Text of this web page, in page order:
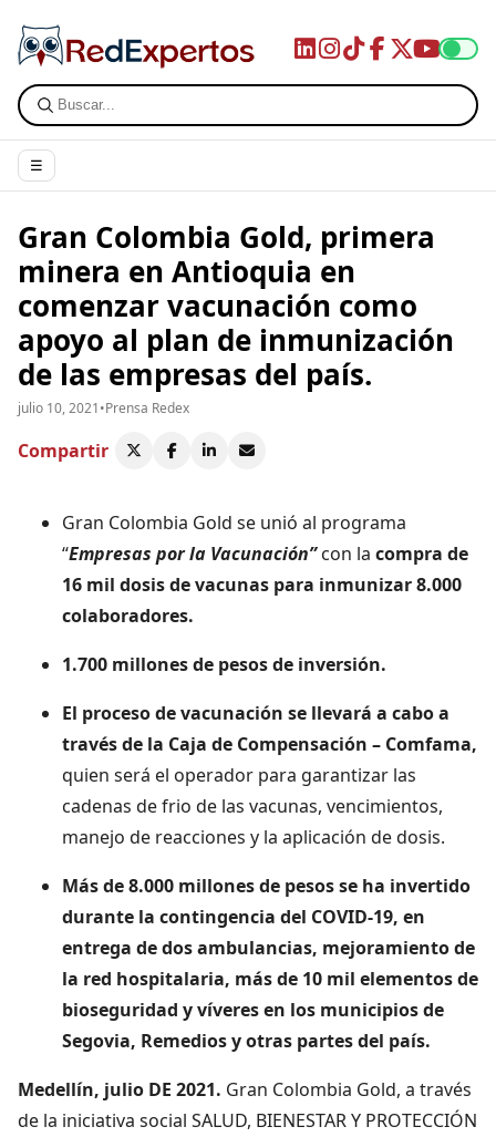
☰
Gran Colombia Gold, primera
minera en Antioquia en
comenzar vacunación como
apoyo al plan de inmunización
de las empresas del país.
julio 10, 2021•Prensa Redex
Compartir
Gran Colombia Gold se unió al programa
“Empresas por la Vacunación”con la compra de
16 mil dosis de vacunas para inmunizar 8.000
colaboradores.
1.700 millones de pesos de inversión.
El proceso de vacunación se llevará a cabo a
través de la Caja de Compensación – Comfama,
quien será el operador para garantizar las
cadenas de frio de las vacunas, vencimientos,
manejo de reacciones y la aplicación de dosis.
Más de 8.000 millones de pesos se ha invertido
durante la contingencia del COVID-19, en
entrega de dos ambulancias, mejoramiento de
la red hospitalaria, más de 10 mil elementos de
bioseguridad y víveres en los municipios de
Segovia, Remedios y otras partes del país.
Medellín, julio DE 2021. Gran Colombia Gold, a través
de la iniciativa social SALUD, BIENESTAR Y PROTECCIÓN